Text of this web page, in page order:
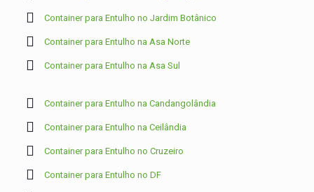
Container para Entulho no Jardim Botânico
Container para Entulho na Asa Norte
Container para Entulho na Asa Sul
Container para Entulho na Candangolândia
Container para Entulho na Ceilândia
Container para Entulho no Cruzeiro
Container para Entulho no DF